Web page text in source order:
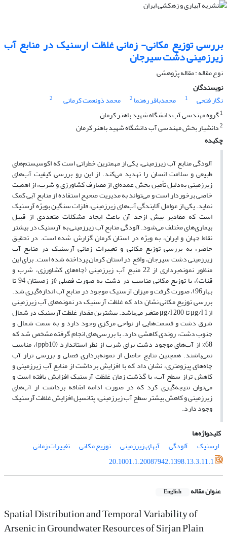
بررسی توزیع مکانی- زمانی غلظت ارسنیک در منابع آب
زیرزمینی دشت سیرجان
نوع مقاله : مقاله پژوهشی
نویسندگان
نگار فتحی
1 محمدباقر رهنما 2 محمد ذونعمت کرمانی
2
1گروه مهندسی آب دانشگاه شهید باهنر کرمان
2دانشیار بخش مهندسی آب دانشگاه شهید باهنر کرمان
چکیده
آلودگی منابع آب زیرزمینی، یکی از مهمترین خطراتی است که اکوسیستم‌های
طبیعی و سلامت انسان را تهدید می‌کند. از این رو بررسی کیفیت آب‌های
زیرزمینی به‌دلیل تأمین بخش عمده‌ای از مصارف کشاورزی و شرب، از اهمیت
خاصی برخوردار است و می‌تواند به مدیریت صحیح استفاده از منابع آبی کمک
نماید. یکی از عوامل آلایندگی آب‌های زیرزمینی، فلزات سنگین بویژه آرسنیک
است که مقادیر بیش ازحد آن باعث ایجاد مشکلات متعددی از قبیل
بیماری‌های مختلف می‌شود. آلودگی منابع آب زیرزمینی به آرسنیک در بیشتر
نقاط جهان و ایران، به ویژه در استان کرمان گزارش شده است. در تحقیق
حاضر، به بررسی توزیع مکانی و تغییرات زمانی آرسنیک در منابع آب
زیرزمینی دشت سیرجان، واقع در استان کرمان پرداخته شده است. برای این
منظور نمونه‌برداری از 22 منبع آب زیرزمینی (چاه‌های کشاورزی، شرب و
قنات)، با توزیع مکانی مناسب در دشت به صورت فصلی (از زمستان 94 تا
بهار96)، صورت گرفت و میزان آرسنیک موجود در منابع آب اندازه‌گیری شد.
بررسی توزیع مکانی نشان داد که غلظت آرسنیک در نمونه‌های آب زیرزمینی
ازμg/l 1 تا μg/l 200 متغیر می‌باشد. بیشترین مقدار غلظت آرسنیک در شمال
شرق دشت و قسمت‌هایی از نواحی مرکزی وجود دارد و به سمت شمال و
جنوب دشت، روندی کاهشی دارد. با بررسی‌های انجام گرفته مشخص شد که
68% از آب‌های موجود دشت برای شرب از نظر استاندارد (ppb10)، مناسب
نمی‌باشند. همچنین نتایج حاصل از نمونه‌برداری فصلی و بررسی تراز آب
چاه‌های پیزومتری، نشان داد که با افزایش برداشت از منابع آب زیرزمینی و
کاهش تراز سطح آب، با گذشت زمان غلظت آرسنیک افزایش یافته است و
می‌توان نتیجه‌گیری کرد که در صورت ادامه اضافه برداشت از آب‌های
زیرزمینی و کاهش بیشتر سطح آب زیرزمینی، پتانسیل افزایش غلظت آرسنیک
وجود دارد.
کلیدواژه‌ها
ارسنیک
آلودگی آبهای زیرزمینی توزیع مکانی
تغییرات زمانی
20.1001.1.20087942.1398.13.3.11.1
عنوان مقاله English
Spatial Distribution and Temporal Variability of
Arsenic in Groundwater Resources of Sirjan Plain